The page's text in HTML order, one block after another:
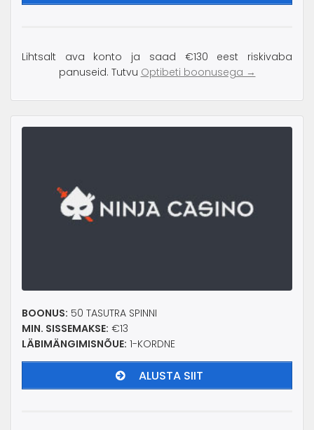
Lihtsalt ava konto ja saad €130 eest riskivaba
panuseid. Tutvu Optibeti boonusega →
BOONUS: 50 TASUTRA SPINNI
MIN. SISSEMAKSE: €13
LÄBIMÄNGIMISNÕUE: 1-KORDNE
ALUSTA SIIT